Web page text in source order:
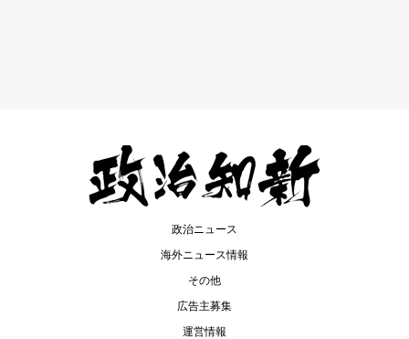
政治ニュース
海外ニュース情報
その他
広告主募集
運営情報